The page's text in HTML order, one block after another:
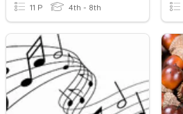
11 P 4th - 8th